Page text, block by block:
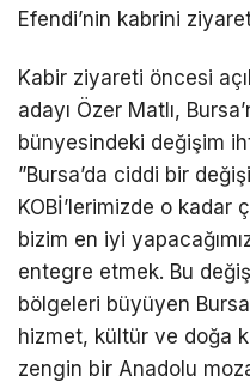
Efendi’nin kabrini
​Kabir ziyareti öncesi
adayı Özer Matlı,
bünyesindeki değişim
”Bursa’da ciddi bir
KOBİ’lerimizde o kadar
bizim en iyi
entegre etmek. Bu
bölgeleri büyüyen
hizmet, kültür ve doğa
zengin bir Anadolu